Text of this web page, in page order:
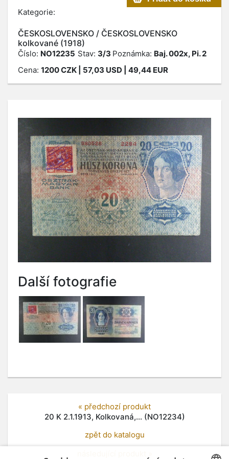
Kategorie:
ČESKOSLOVENSKO / ČESKOSLOVENSKO
kolkované (1918)
Číslo: NO12235 Stav: 3/3 Poznámka: Baj. 002x, Pi. 2
Cena: 1200CZK | 57,03 USD | 49,44 EUR
Další fotografie
« předchozí produkt
20 K 2.1.1913, Kolkovaná,... (NO12234)
zpět do katalogu